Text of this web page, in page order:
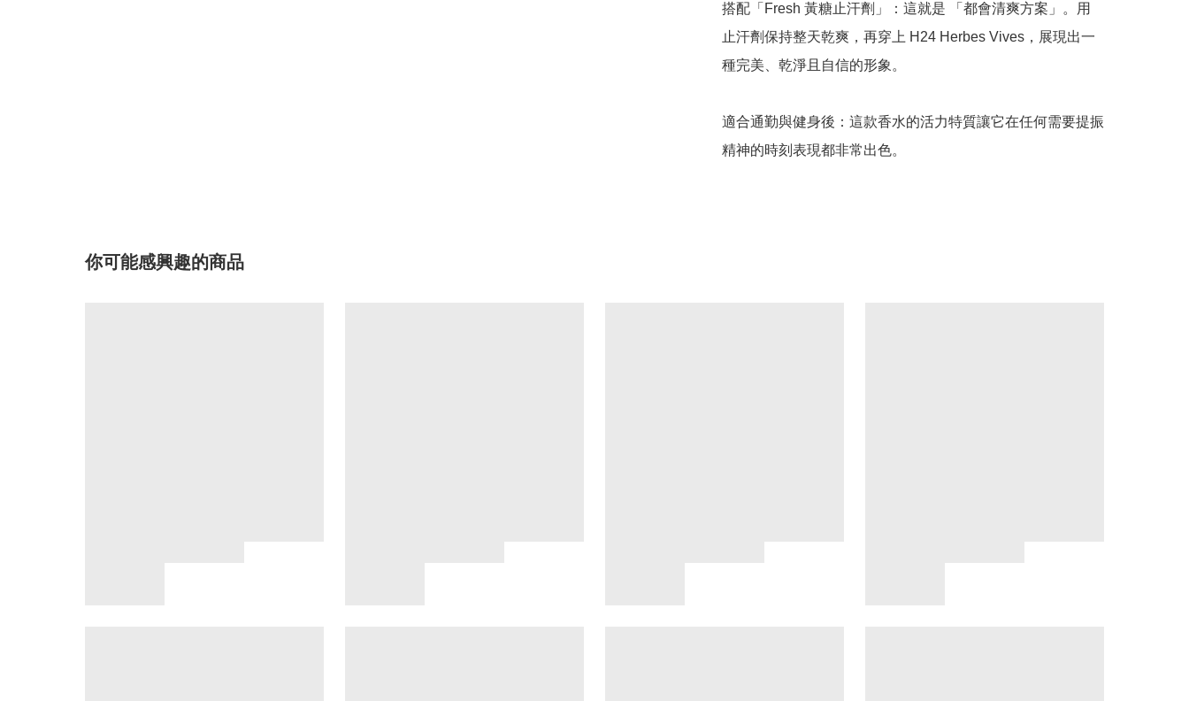
搭配「Fresh 黃糖止汗劑」：這就是 「都會清爽方案」。用
止汗劑保持整天乾爽，再穿上 H24 Herbes Vives，展現出一
種完美、乾淨且自信的形象。
適合通勤與健身後：這款香水的活力特質讓它在任何需要提振
精神的時刻表現都非常出色。
你可能感興趣的商品